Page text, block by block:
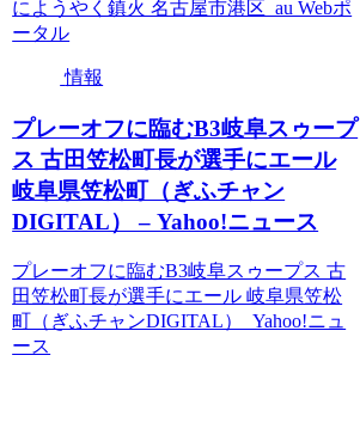
にようやく鎮火 名古屋市港区 au Webポ
ータル
情報
プレーオフに臨むB3岐阜スゥープ
ス 古田笠松町長が選手にエール
岐阜県笠松町（ぎふチャン
DIGITAL） – Yahoo!ニュース
プレーオフに臨むB3岐阜スゥープス 古
田笠松町長が選手にエール 岐阜県笠松
町（ぎふチャンDIGITAL） Yahoo!ニュ
ース